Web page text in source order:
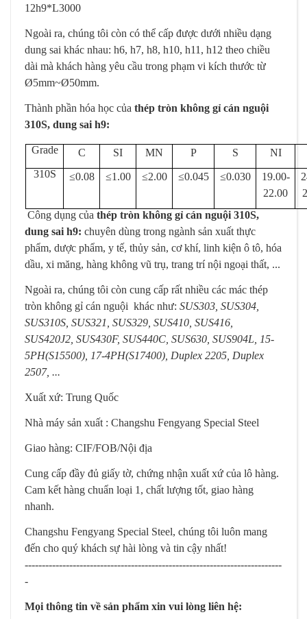
12h9*L3000
Ngoài ra, chúng tôi còn có thể cấp được dưới nhiều dạng
dung sai khác nhau: h6, h7, h8, h10, h11, h12 theo chiều
dài mà khách hàng yêu cầu trong phạm vi kích thước từ
Ø5mm~Ø50mm.
Thành phần hóa học của thép tròn không gỉ cán nguội
310S, dung sai h9:
Grade C SI MN P S
NI
310S
≤0.08 ≤1.00 ≤2.00 ≤0.045 ≤0.030
19.00-
22.00
Công dụng của thép tròn không gỉ cán nguội 310S,
dung sai h9: chuyên dùng trong ngành sản xuất thực
phẩm, dược phẩm, y tế, thủy sản, cơ khí, linh kiện ô tô, hóa
dầu, xi măng, hàng không vũ trụ, trang trí nội ngoại thất, ...
Ngoài ra, chúng tôi còn cung cấp rất nhiều các mác thép
tròn không gỉ cán nguội khác như: SUS303, SUS304,
SUS310S, SUS321, SUS329, SUS410, SUS416,
SUS420J2, SUS430F, SUS440C, SUS630, SUS904L, 15-
5PH(S15500), 17-4PH(S17400), Duplex 2205, Duplex
2507, ...
Xuất xứ: Trung Quốc
Nhà máy sản xuất : Changshu Fengyang Special Steel
Giao hàng: CIF/FOB/Nội địa
Cung cấp đầy đủ giấy tờ, chứng nhận xuất xứ của lô hàng.
Cam kết hàng chuẩn loại 1, chất lượng tốt, giao hàng
nhanh.
Changshu Fengyang Special Steel, chúng tôi luôn mang
đến cho quý khách sự hài lòng và tin cậy nhất!
---------------------------------------------------------------------------
-
Mọi thông tin về sản phẩm xin vui lòng liên hệ: